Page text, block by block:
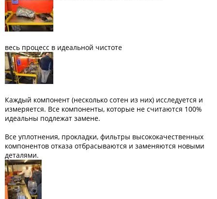
весь процесс в идеальной чистоте
Каждый компонент (несколько сотен из них) исследуется и
измеряется. Все компоненты, которые не считаются 100%
идеальны подлежат замене.
Все уплотнения, прокладки, фильтры высококачественных
компонентов отказа отбрасываются и заменяются новыми
деталями.